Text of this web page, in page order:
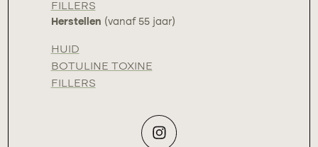
FILLERS
Herstellen (vanaf 55 jaar)
HUID
BOTULINE TOXINE
FILLERS